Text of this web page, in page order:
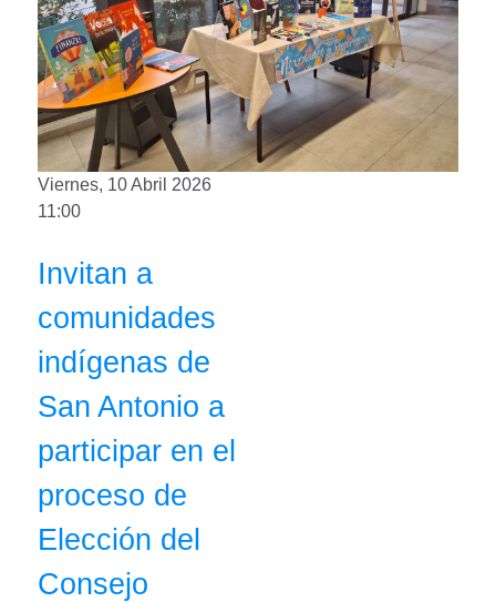
Viernes, 10 Abril 2026
11:00
Invitan a
comunidades
indígenas de
San Antonio a
participar en el
proceso de
Elección del
Consejo